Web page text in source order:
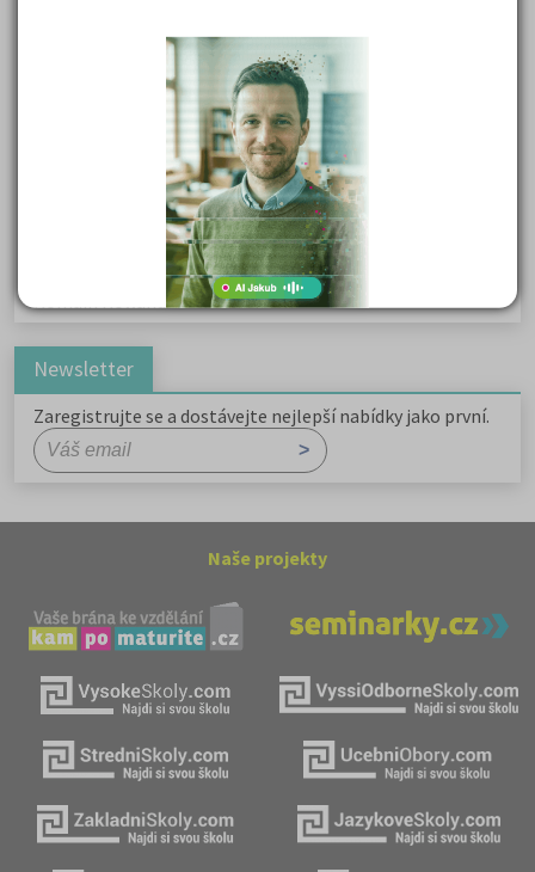
Kritika hry M. L. King v Salesiánském divadle
Důležité reakce organických sloučenin a jejich význam
Zákonitosti v elektronové struktuře
Základní charakteristiky obyvatelstva a geografie sídel
Karel Hynek Mácha: Máj
Karel Havlíček Borovský: Tyrolské elegie
Romain Rolland: Petr a Lucie
Newsletter
Zaregistrujte se a dostávejte nejlepší nabídky jako první.
Naše projekty